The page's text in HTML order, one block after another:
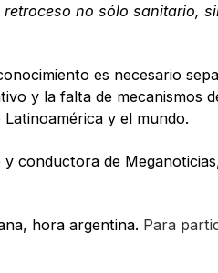
no sólo sanitario,
es necesario
y la falta de mecanismos
y el mundo.
conductora de
hora argentina. Para